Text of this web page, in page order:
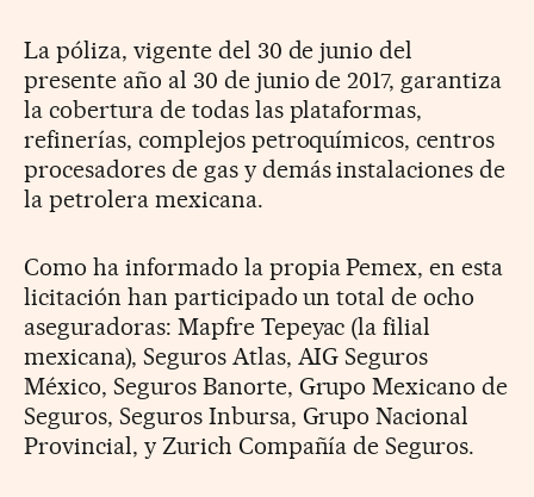
La póliza, vigente del 30 de junio del
presente año al 30 de junio de 2017, garantiza
la cobertura de todas las plataformas,
refinerías, complejos petroquímicos, centros
procesadores de gas y demás instalaciones de
la petrolera mexicana.
Como ha informado la propia Pemex, en esta
licitación han participado un total de ocho
aseguradoras: Mapfre Tepeyac (la filial
mexicana), Seguros Atlas, AIG Seguros
México, Seguros Banorte, Grupo Mexicano de
Seguros, Seguros Inbursa, Grupo Nacional
Provincial, y Zurich Compañía de Seguros.